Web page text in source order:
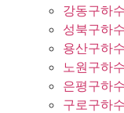
강동구하
성북구하
용산구하
노원구하
은평구하
구로구하